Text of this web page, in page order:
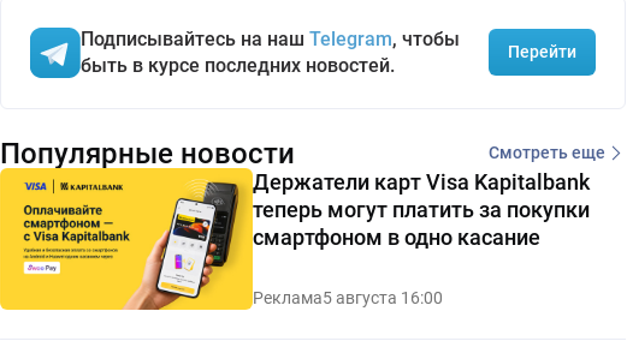
Подписывайтесь на наш Telegram, чтобы
быть в курсе последних новостей.
Перейти
Популярные новости Смотреть еще
Держатели карт Visa Kapitalbank
теперь могут платить за покупки
смартфоном в одно касание
Реклама5 августа 16:00